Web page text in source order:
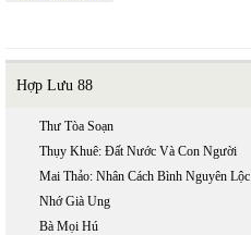
Hợp Lưu 88
Thư Tòa Soạn
Thụy Khuê: Đất Nước Và Con Người
Mai Thảo: Nhân Cách Bình Nguyên Lộc
Nhớ Già Ung
Bà Mọi Hú